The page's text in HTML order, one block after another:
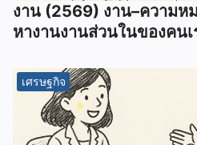
งาน (2569) งาน–ความห
หางานงานส่วนในของคนเ
เศรษฐกิจ